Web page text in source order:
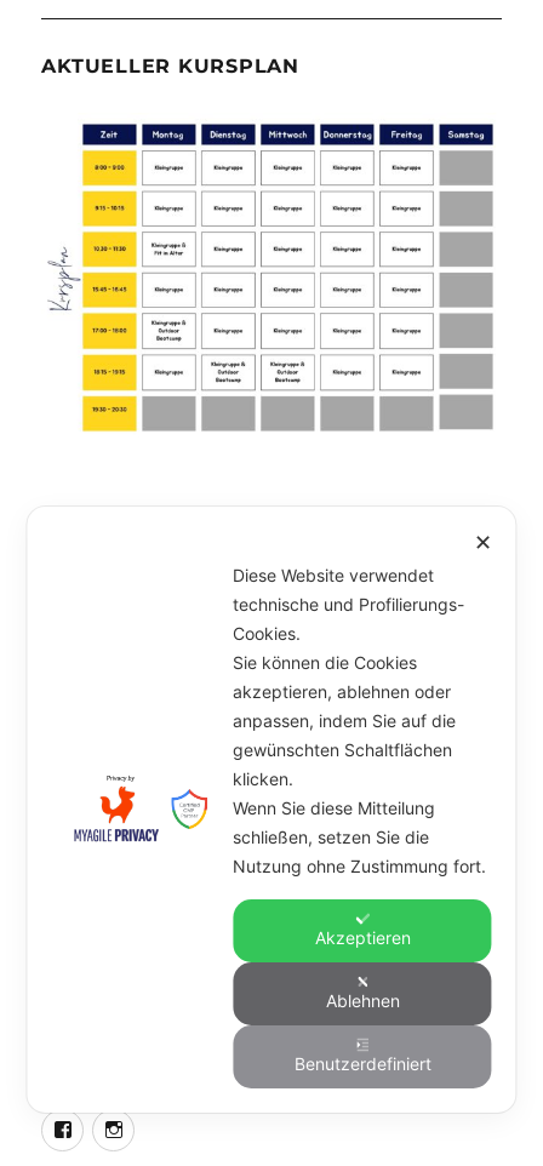
AKTUELLER KURSPLAN
öffnen
Angebot
MarcelMarcel
✕
Diese Website verwendet
technische und Profilierungs-
Cookies.
Sie können die Cookies
akzeptieren, ablehnen oder
anpassen, indem Sie auf die
gewünschten Schaltflächen
klicken.
Wenn Sie diese Mitteilung
schließen, setzen Sie die
Nutzung ohne Zustimmung fort.
Akzeptieren
Ablehnen
Benutzerdefiniert